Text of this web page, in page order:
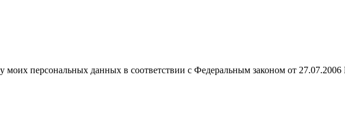
моих персональных данных в соответствии с Федеральным законом от